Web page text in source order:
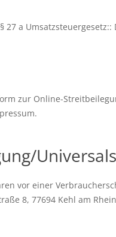
a Umsatzsteuergesetz::
zur Online-
vor einer
8, 77694 Kehl am